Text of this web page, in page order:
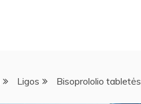
Ligos Bisoprololio tabletės